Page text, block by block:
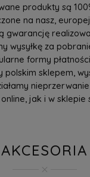
produkty są
na nasz,
gwarancję
wysyłkę za
formy
polskim sklepem,
jak i w sklepie
AKCESORIA